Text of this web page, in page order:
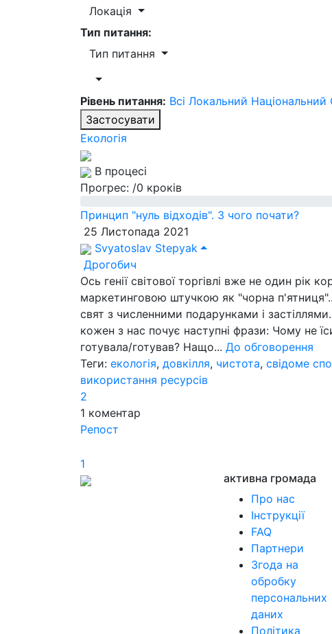
Локація
Тип питання:
Тип питання
Рівень питання: Всі Локальний Національний
Застосувати
Екологія
В процесі
Прогрес: /0 кроків
Принцип "нуль відходів". З чого почати?
25 Листопада 2021
Svyatoslav Stepyak
Дрогобич
Ось генії світової торгівлі вже не один рік
маркетинговою штучкою як "чорна
свят з численними подарунками і
кожен з нас почує наступні фрази: Чому не
готувала/готував? Нащо... До обговорення
Теги: екологія, довкілля, чистота, свідоме
використання ресурсів
2
1 коментар
Репост
1
активна громада
Про нас
Інструкції
FAQ
Партнери
Згода на
обробку
персональних
даних
Політика